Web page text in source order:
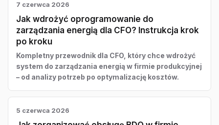
7 czerwca 2026
Jak wdrożyć oprogramowanie do
zarządzania energią dla CFO? Instrukcja krok
po kroku
Kompletny przewodnik dla CFO, który chce wdrożyć
system do zarządzania energią w firmie produkcyjnej
– od analizy potrzeb po optymalizację kosztów.
5 czerwca 2026